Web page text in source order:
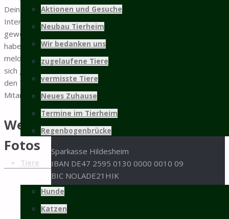
Aktionen und Gesuche
Neubau Tierheim
Wir bedanken uns
zugelaufene Tiere
vermisste Tiere
Neues Zuhause
Termine im Tierheim
Regenbogenbrücke
Tiere
Hunde
Katzen
Dein
Interesse
geweckt
haben
melden Sie
sich gern bei
den Tierheim
Mitarbeitern.
Weitere
Fotos
05121 / 9 57 57 - 0
05121 / 9 57 57 - 99
info@tierschutz-hildesheim.de
Impressum und Datenschutz
Spenden
Spenden an den Tierschutz Hildesheim bitte an
folgende Bankverbindung:
Sparkasse Hildesheim
IBAN DE47 2595 0130 0000 0010 09
BIC NOLADE21HIK